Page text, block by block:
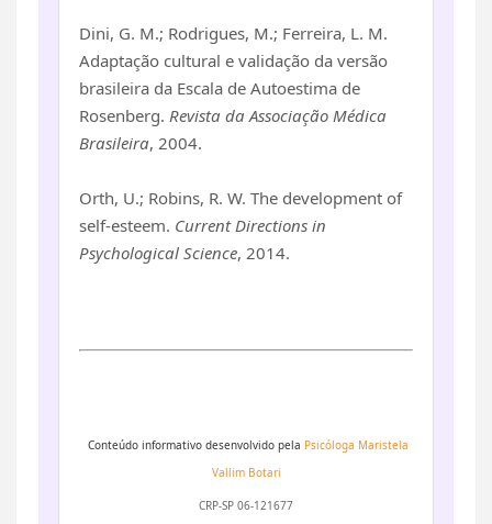
Dini, G. M.; Rodrigues, M.; Ferreira, L. M.
Adaptação cultural e validação da versão
brasileira da Escala de Autoestima de
Rosenberg. Revista da Associação Médica
Brasileira, 2004.
Orth, U.; Robins, R. W. The development of
self-esteem. Current Directions in
Psychological Science, 2014.
Conteúdo informativo desenvolvido pela Psicóloga Maristela
Vallim Botari
CRP-SP 06-121677